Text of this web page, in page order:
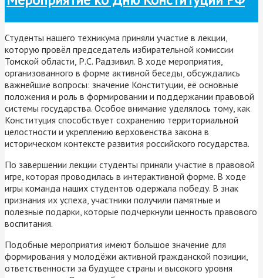
Студенты нашего техникума приняли участие в лекции,
которую провёл председатель избирательной комиссии
Томской области, Р.С. Радзивил. В ходе мероприятия,
организованного в форме активной беседы, обсуждались
важнейшие вопросы: значение Конституции, её основные
положения и роль в формировании и поддержании правовой
системы государства. Особое внимание уделялось тому, как
Конституция способствует сохранению территориальной
целостности и укреплению верховенства закона в
историческом контексте развития российского государства.
По завершении лекции студенты приняли участие в правовой
игре, которая проводилась в интерактивной форме. В ходе
игры команда наших студентов одержала победу. В знак
признания их успеха, участники получили памятные и
полезные подарки, которые подчеркнули ценность правового
воспитания.
Подобные мероприятия имеют большое значение для
формирования у молодёжи активной гражданской позиции,
ответственности за будущее страны и высокого уровня